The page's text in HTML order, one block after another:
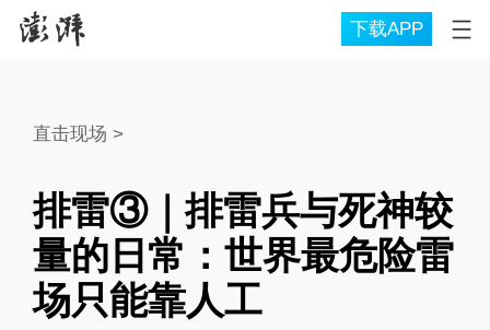
下载APP
直击现场 >
排雷③｜排雷兵与死神较
量的日常：世界最危险雷
场只能靠人工